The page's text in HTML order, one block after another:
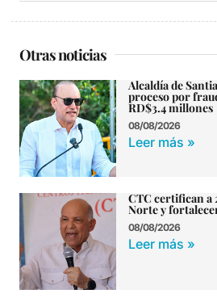
Otras noticias
Alcaldía de
proceso por
RD$3.4 millones
08/08/2026
Leer más »
CTC certifican a
Norte y
08/08/2026
Leer más »